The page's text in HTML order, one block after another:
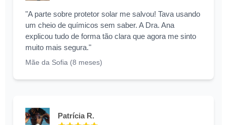
"A parte sobre protetor solar me salvou! Tava usando
um cheio de químicos sem saber. A Dra. Ana
explicou tudo de forma tão clara que agora me sinto
muito mais segura."
Mãe da Sofia (8 meses)
Patrícia R.